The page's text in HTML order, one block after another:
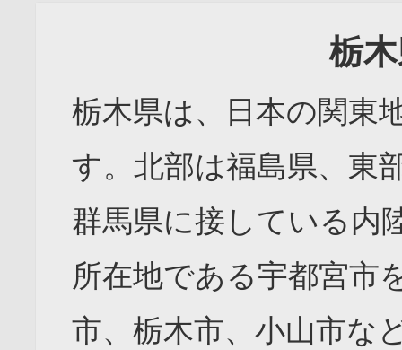
栃
栃木県は、日本の関東
す。北部は福島県、東
群馬県に接している内
所在地である宇都宮市
市、栃木市、小山市な